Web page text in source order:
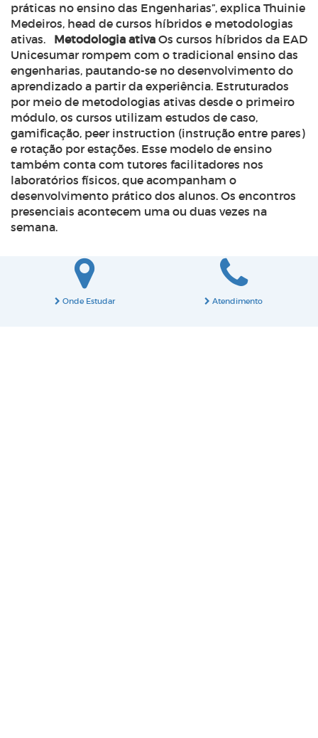
práticas no ensino das Engenharias”, explica Thuinie
Medeiros, head de cursos híbridos e metodologias
ativas. Metodologia ativa Os cursos híbridos da EAD
Unicesumar rompem com o tradicional ensino das
engenharias, pautando-se no desenvolvimento do
aprendizado a partir da experiência. Estruturados
por meio de metodologias ativas desde o primeiro
módulo, os cursos utilizam estudos de caso,
gamificação, peer instruction (instrução entre pares)
e rotação por estações. Esse modelo de ensino
também conta com tutores facilitadores nos
laboratórios físicos, que acompanham o
desenvolvimento prático dos alunos. Os encontros
presenciais acontecem uma ou duas vezes na
semana.
Onde Estudar Atendimento